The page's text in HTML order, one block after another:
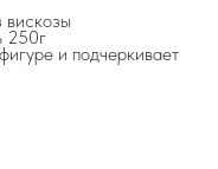
вискозы
250г
и подчеркивает